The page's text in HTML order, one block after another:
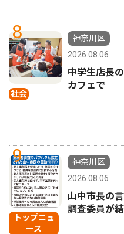
8
社会
神奈川区
2026.08.06
中学生店長
カフェで
9
トップニュ
ース
神奈川区
2026.08.06
山中市長の
調査委員が